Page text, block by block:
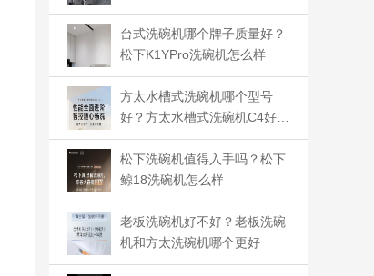
台式洗碗机哪个牌子质量好？
松下K1YPro洗碗机怎么样
方太水槽式洗碗机哪个型号
好？方太水槽式洗碗机C4好用
吗
松下洗碗机值得入手吗？松下
鲸18洗碗机怎么样
老板洗碗机好不好？老板洗碗
机和方太洗碗机哪个更好